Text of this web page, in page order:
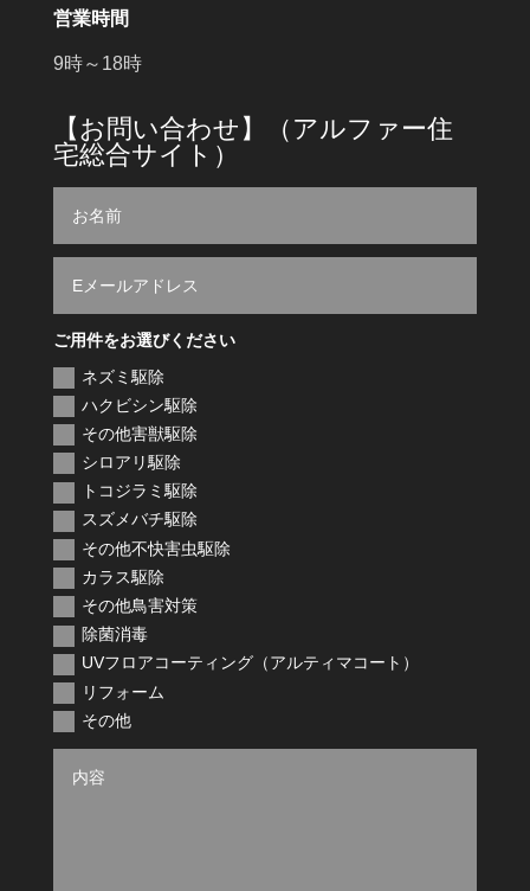
営業時間
9時～18時
【お問い合わせ】（アルファー住
宅総合サイト）
ご用件をお選びください
ネズミ駆除
ハクビシン駆除
その他害獣駆除
シロアリ駆除
トコジラミ駆除
スズメバチ駆除
その他不快害虫駆除
カラス駆除
その他鳥害対策
除菌消毒
UVフロアコーティング（アルティマコート）
リフォーム
その他